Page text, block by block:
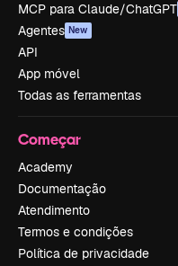
MCP para Claude/ChatGPT
Agentes New
API
App móvel
Todas as ferramentas
Começar
Academy
Documentação
Atendimento
Termos e condições
Política de privacidade